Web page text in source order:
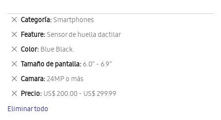
Categoría Smartphones
Eliminar
este
artículo
Feature Sensor de huella dactilar
Eliminar
este
artículo
Color Blue Black.
Eliminar
este
artículo
Tamaño de pantalla 6.0" - 6.9"
Eliminar
este
artículo
Camara 24MP o más
Eliminar
este
artículo
Precio US$ 200.00 - US$ 299.99
Eliminar
este
artículo
Eliminar todo